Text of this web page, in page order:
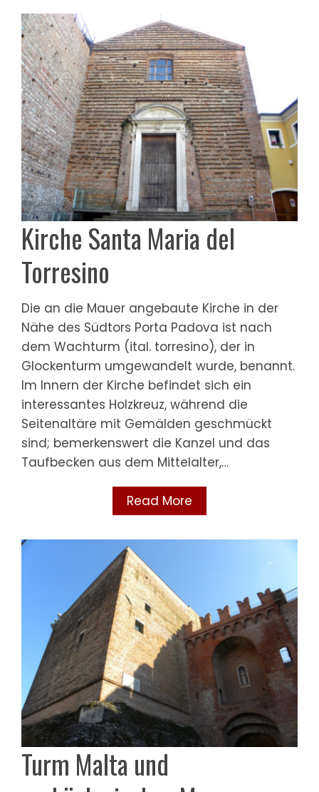
Kirche Santa Maria del
Torresino
Die an die Mauer angebaute Kirche in der
Nähe des Südtors Porta Padova ist nach
dem Wachturm (ital. torresino), der in
Glockenturm umgewandelt wurde, benannt.
Im Innern der Kirche befindet sich ein
interessantes Holzkreuz, während die
Seitenaltäre mit Gemälden geschmückt
sind; bemerkenswert die Kanzel und das
Taufbecken aus dem Mittelalter,…
Read More
Turm Malta und